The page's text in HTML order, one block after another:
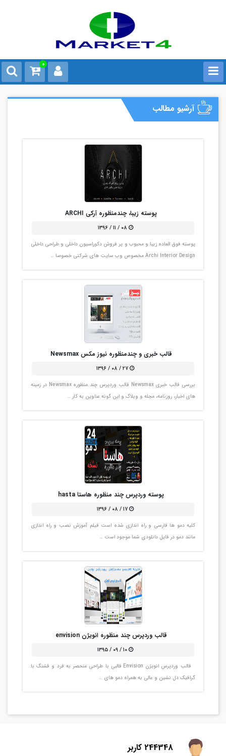
0
آرشیو مطالب
پوسته زیبا، چندمنظوره آرکی ARCHI
۰۸ / ۱۱ / ۱۳۹۶
پوسته فوق العاده زیبا و محبوب و پر فروش دکوراسیون داخلی و طراحی داخلی
Archi Interior Design مخصوص وب سایت های شرکتی خصوصا …
قالب خبری و چندمنظوره نیوز مکس Newsmax
۲۷ / ۰۸ / ۱۳۹۶
بررسی قالب خبری Newsmax قالب وردپرس چند منظوره Newsmax در زمینه
های اخبار، روزنامه، مجله و وبلاگ و این گونه عناوین به کار …
پوسته وردپرس چند منظوره هاستا hasta
۱۷ / ۰۸ / ۱۳۹۶
کلیه دمو ها فارسی و راه اندازی شده است فیلم آموزش نصب و راه اندازی
مانند دمو در فایل دانلودی شما موجود است …
قالب وردپرس چند منظوره انویژن envision
۱۰ / ۰۹ / ۱۳۹۵
قالب وردپرس انویژن Envision قالبی با طراحی منحصر به فرد و قشنگ با
گرافیک دل نشین و عالی به همراه دمو های …
244348 کاربر